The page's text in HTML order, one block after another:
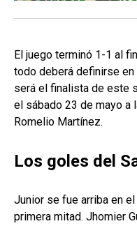
El juego terminó 1-1 al
todo deberá definirse en
será el finalista de este
el sábado 23 de mayo a
Romelio Martínez.
Los goles del
Junior se fue arriba en
primera mitad. Jhomier